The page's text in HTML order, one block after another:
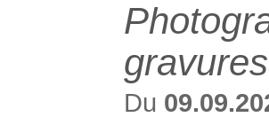
gravures
Du